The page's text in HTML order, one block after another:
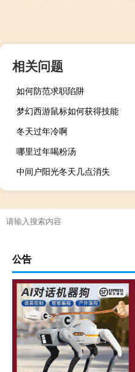
相关问题
如何防范求职陷阱
梦幻西游鼠标如何获得技能
冬天过年冷啊
哪里过年喝粉汤
中间户阳光冬天几点消失
公告